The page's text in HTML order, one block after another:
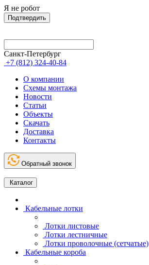
Я не робот
Подтвердить
Санкт-Петербург
+7 (812) 324-40-84
О компании
Схемы монтажа
Новости
Статьи
Объекты
Скачать
Доставка
Контакты
Обратный звонок
Каталог
Кабельные лотки
Лотки листовые
Лотки лестничные
Лотки проволочные (сетчатые)
Кабельные короба